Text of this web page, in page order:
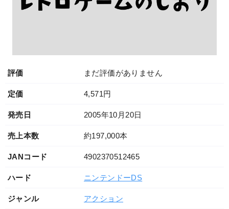
評価 まだ評価がありません
定価 4,571円
発売日 2005年10月20日
売上本数 約197,000本
JANコード 4902370512465
ハード ニンテンドーDS
ジャンル アクション